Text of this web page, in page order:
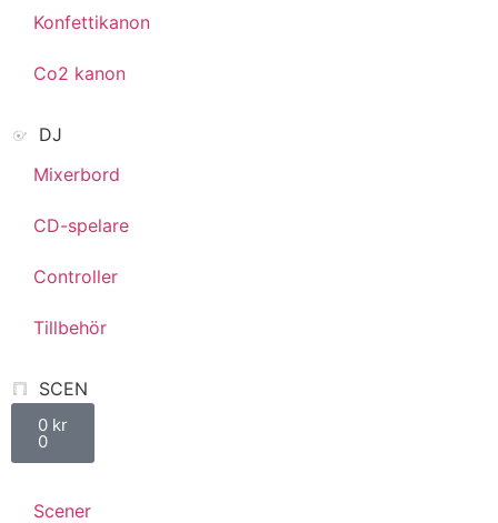
Konfettikanon
Co2 kanon
DJ
Mixerbord
CD-spelare
Controller
Tillbehör
SCEN
0 kr
0
Scener